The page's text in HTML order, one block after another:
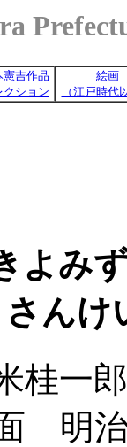
憲吉作品
クション
絵画
（江戸時代
よみ
さんけ
桂一
明治